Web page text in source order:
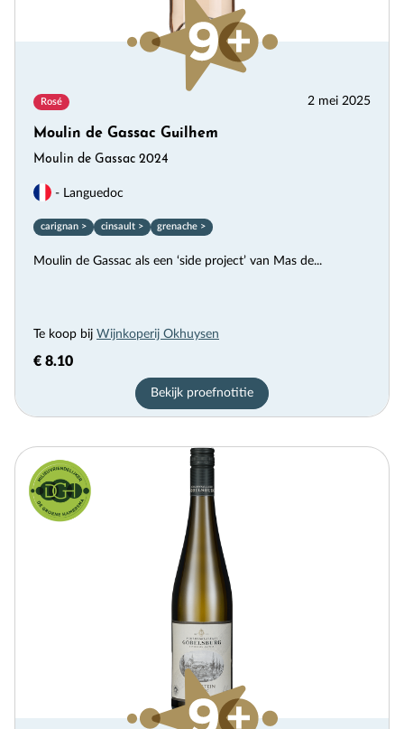
Rosé 2 mei 2025
Moulin de Gassac Guilhem
Moulin de Gassac 2024
- Languedoc
carignan > cinsault > grenache >
Moulin de Gassac als een ‘side project’ van Mas de...
Te koop bij Wijnkoperij Okhuysen
€ 8.10
Bekijk proefnotitie